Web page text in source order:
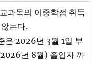
과목의 이중학점 취득
는다.
은 2026년 3월 1일 부
년 8월) 졸업자 까